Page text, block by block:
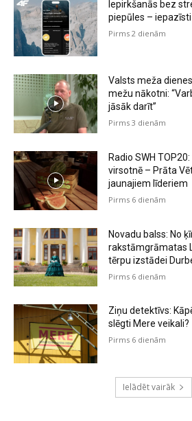
Iepirkšanās bez
piepūles –
Pirms 2 dienām
Valsts meža
mežu nākotni:
jāsāk darīt”
Pirms 3 dienām
Radio SWH
virsotnē – Prāta
jaunajiem līderiem
Pirms 6 dienām
Novadu balss: No
rakstāmgrāmatas
tērpu izstādei
Pirms 6 dienām
Ziņu detektīvs:
slēgti Mere veikali?
Pirms 6 dienām
Ielādēt vairāk